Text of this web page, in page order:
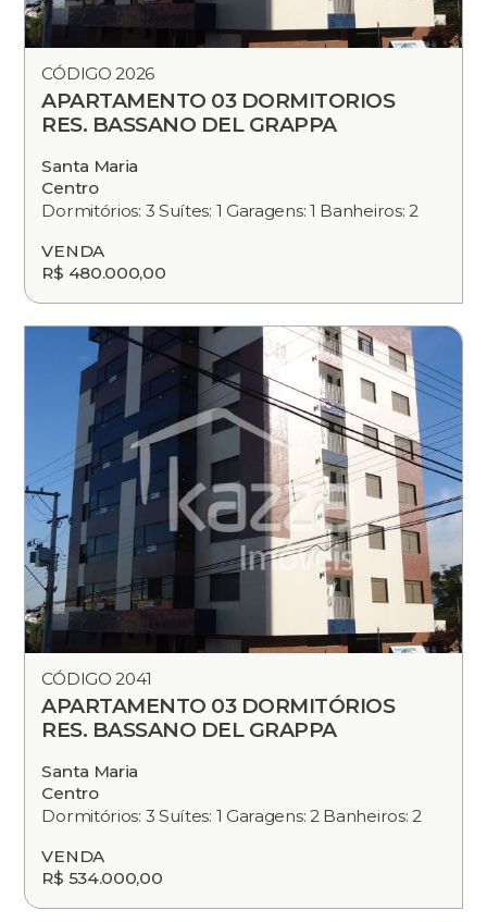
CÓDIGO 2026
APARTAMENTO 03 DORMITORIOS
RES. BASSANO DEL GRAPPA
Santa Maria
Centro
Dormitórios: 3 Suítes: 1 Garagens: 1 Banheiros: 2
VENDA
R$ 480.000,00
CÓDIGO 2041
APARTAMENTO 03 DORMITÓRIOS
RES. BASSANO DEL GRAPPA
Santa Maria
Centro
Dormitórios: 3 Suítes: 1 Garagens: 2 Banheiros: 2
VENDA
R$ 534.000,00